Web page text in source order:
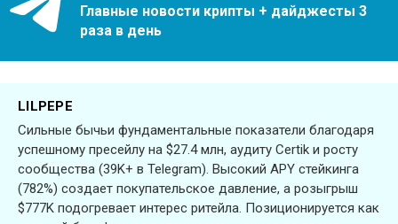
Главные новости крипты + дайджесты 3
раза в день
LILPEPE
Сильные бычьи фундаментальные показатели благодаря
успешному пресейлу на $27.4 млн, аудиту Certik и росту
сообщества (39K+ в Telegram). Высокий APY стейкинга
(782%) создает покупательское давление, а розыгрыш
$777K подогревает интерес ритейла. Позиционируется как